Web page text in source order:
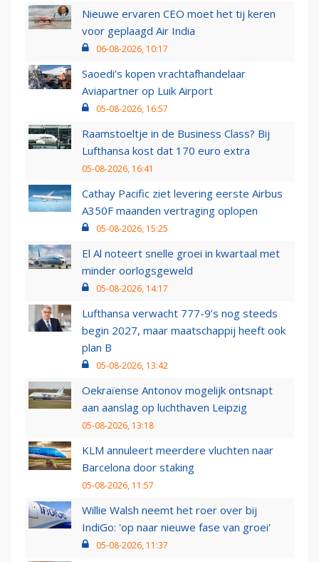
Nieuwe ervaren CEO moet het tij keren
voor geplaagd Air India
06-08-2026, 10:17
Saoedi’s kopen vrachtafhandelaar
Aviapartner op Luik Airport
05-08-2026, 16:57
Raamstoeltje in de Business Class? Bij
Lufthansa kost dat 170 euro extra
05-08-2026, 16:41
Cathay Pacific ziet levering eerste Airbus
A350F maanden vertraging oplopen
05-08-2026, 15:25
El Al noteert snelle groei in kwartaal met
minder oorlogsgeweld
05-08-2026, 14:17
Lufthansa verwacht 777-9’s nog steeds
begin 2027, maar maatschappij heeft ook
plan B
05-08-2026, 13:42
Oekraïense Antonov mogelijk ontsnapt
aan aanslag op luchthaven Leipzig
05-08-2026, 13:18
KLM annuleert meerdere vluchten naar
Barcelona door staking
05-08-2026, 11:57
Willie Walsh neemt het roer over bij
IndiGo: 'op naar nieuwe fase van groei'
05-08-2026, 11:37